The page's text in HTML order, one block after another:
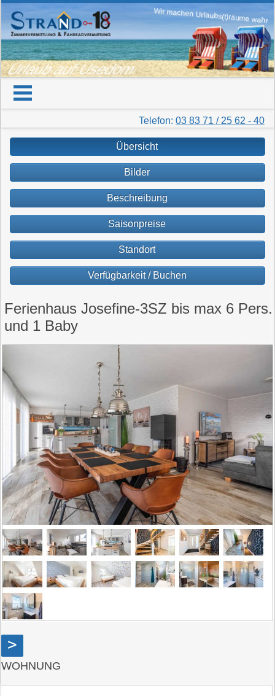
Wir machen Urlaubs(t)räume wahr
Urlaub auf Usedom
Telefon: 03 83 71 / 25 62 - 40
Übersicht
Bilder
Beschreibung
Saisonpreise
Standort
Verfügbarkeit / Buchen
Ferienhaus Josefine-3SZ bis max 6 Pers.
und 1 Baby
>
WOHNUNG